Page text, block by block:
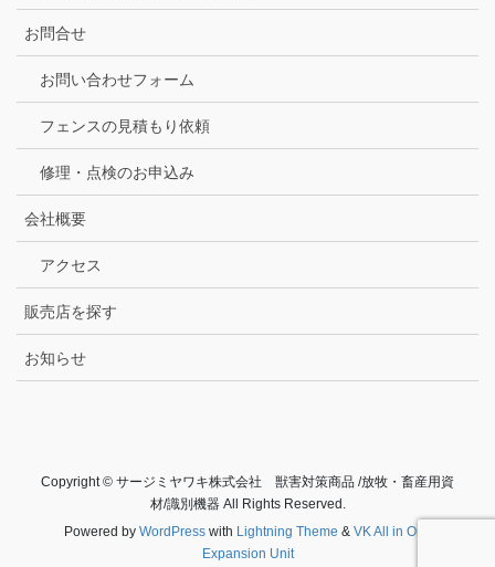
お問合せ
お問い合わせフォーム
フェンスの見積もり依頼
修理・点検のお申込み
会社概要
アクセス
販売店を探す
お知らせ
Copyright © サージミヤワキ株式会社 獣害対策商品 /放牧・畜産用資
材/識別機器 All Rights Reserved.
Powered by WordPresswith Lightning Theme & VK All in One
Expansion Unit